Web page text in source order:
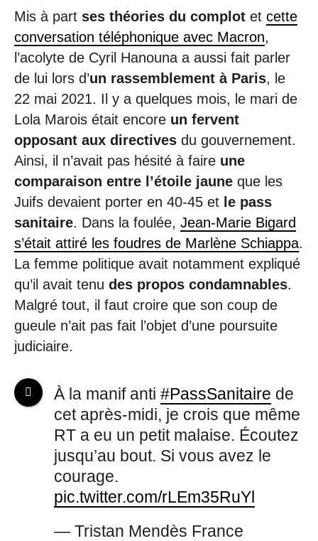
Mis à part ses théories du complot et cette
conversation téléphonique avec Macron,
l’acolyte de Cyril Hanouna a aussi fait parler
de lui lors d’un rassemblement à Paris, le
22 mai 2021. Il y a quelques mois, le mari de
Lola Marois était encore un fervent
opposant aux directives du gouvernement.
Ainsi, il n’avait pas hésité à faire une
comparaison entre l’étoile jaune que les
Juifs devaient porter en 40-45 et le pass
sanitaire. Dans la foulée, Jean-Marie Bigard
s’était attiré les foudres de Marlène Schiappa.
La femme politique avait notamment expliqué
qu’il avait tenu des propos condamnables.
Malgré tout, il faut croire que son coup de
gueule n’ait pas fait l’objet d’une poursuite
judiciaire.
À la manif anti#PassSanitaire de
cet après-midi, je crois que même
RT a eu un petit malaise. Écoutez
jusqu’au bout. Si vous avez le
courage.
pic.twitter.com/rLEm35RuYl
— Tristan Mendès France